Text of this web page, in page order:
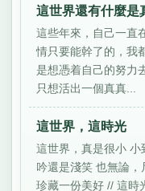
這世界還有什麼是
這些年來，自己一直
情只要能幹了的，我
是想憑着自己的努力
只想活出一個真真...
這世界，這時光
這世界，真是很小
吟還是淺笑 也無論
珍藏一份美好 // 這時